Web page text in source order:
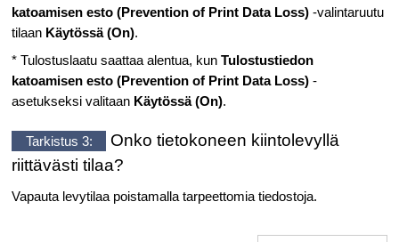
katoamisen esto (Prevention of Print Data Loss) -valintaruutu
tilaan Käytössä (On).
* Tulostuslaatu saattaa alentua, kunTulostustiedon
katoamisen esto (Prevention of Print Data Loss) -
asetukseksi valitaan Käytössä (On).
Tarkistus 3:
Onko tietokoneen kiintolevyllä
riittävästi tilaa?
Vapauta levytilaa poistamalla tarpeettomia tiedostoja.